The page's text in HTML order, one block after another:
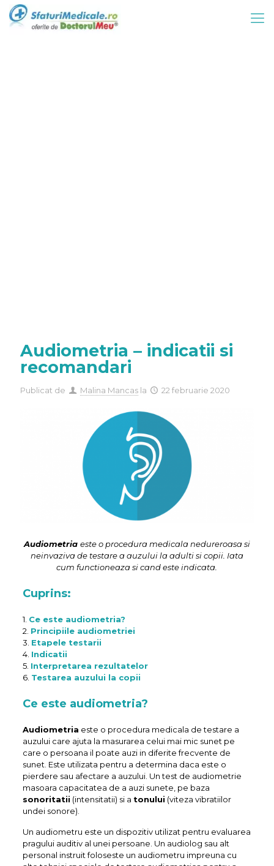
Audiometria – indicatii si
recomandari
Publicat de Malina Mancas la 22 februarie 2020
Audiometria este o procedura medicala nedureroasa si
neinvaziva de testare a auzului la adulti si copii. Iata
cum functioneaza si cand este indicata.
Cuprins:
1. Ce este audiometria?
2. Principiile audiometriei
3. Etapele testarii
4. Indicatii
5. Interpretarea rezultatelor
6. Testarea auzului la copii
Ce este audiometria?
Audiometria este o procedura medicala de testare a
auzului care ajuta la masurarea celui mai mic sunet pe
care o persoana il poate auzi in diferite frecvente de
sunet. Este utilizata pentru a determina daca este o
pierdere sau afectare a auzului. Un test de audiometrie
masoara capacitatea de a auzi sunete, pe baza
sonoritatii (intensitatii) si a tonului (viteza vibratiilor
undei sonore).
Un audiometru este un dispozitiv utilizat pentru evaluarea
pragului auditiv al unei persoane. Un audiolog sau alt
personal instruit foloseste un audiometru impreuna cu